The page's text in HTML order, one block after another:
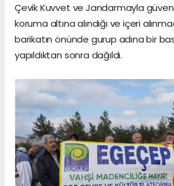
Çevik Kuvvet ve Jandarmayla
koruma altına alındığı ve içeri
barikatın önünde gurup adına bir
yapıldıktan sonra dağıldı.